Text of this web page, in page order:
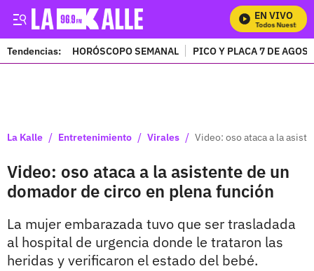
EN VIVO
Mira Todos Nuestros
Tendencias: HORÓSCOPO SEMANAL PICO Y PLACA 7 DE
La Kalle / Entretenimiento / Virales / Video: oso ataca a la
Video: oso ataca a la asistente de un
domador de circo en plena función
La mujer embarazada tuvo que ser trasladada
al hospital de urgencia donde le trataron las
heridas y verificaron el estado del bebé.